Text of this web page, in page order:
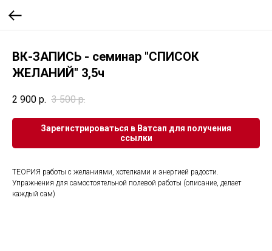
ВК-ЗАПИСЬ - семинар "СПИСОК
ЖЕЛАНИЙ" 3,5ч
2 900 р. 3 500 р.
Зарегистрироваться в Ватсап для получения
ссылки
ТЕОРИЯ работы с желаниями, хотелками и энергией радости.
Упражнения для самостоятельной полевой работы (описание, делает
каждый сам)